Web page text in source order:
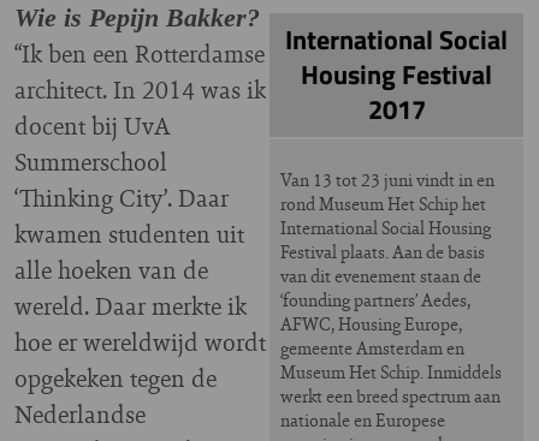
International Social
Housing Festival
2017
Van 13 tot 23 juni vindt in en
rond Museum Het Schip het
International Social Housing
Festival plaats. Aan de basis
van dit evenement staan de
‘founding partners’ Aedes,
AFWC, Housing Europe,
gemeente Amsterdam en
Museum Het Schip. Inmiddels
werkt een breed spectrum aan
nationale en Europese
Wie is Pepijn Bakker?
“Ik ben een Rotterdamse
architect. In 2014 was ik
docent bij UvA
Summerschool
‘Thinking City’. Daar
kwamen studenten uit
alle hoeken van de
wereld. Daar merkte ik
hoe er wereldwijd wordt
opgekeken tegen de
Nederlandse